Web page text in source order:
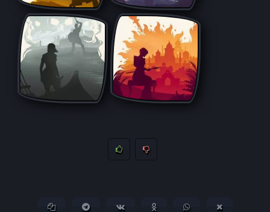
Копировать ссылкуПоделиться в Telegram
Поделиться ВКонтактеПоделиться в
Поделиться в